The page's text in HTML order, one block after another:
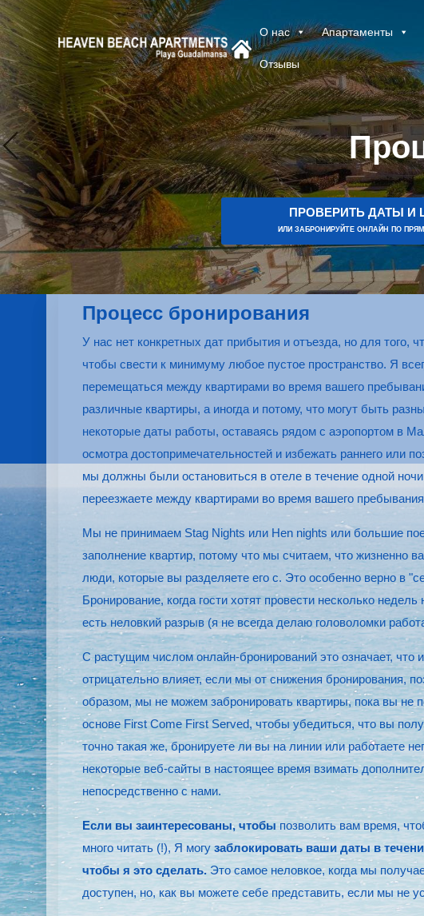
О нас Апартаменты
Отзывы
ПРОВЕРИТЬ ДАТЫ И
ИЛИ ЗАБРОНИРУЙТЕ ОНЛАЙН ПО
Процесс бронирования
У нас нет конкретных дат прибытия и отъезда, но для того,
чтобы свести к минимуму любое пустое пространство. Я
перемещаться между квартирами во время вашего
различные квартиры, а иногда и потому, что могут быть
некоторые даты работы, оставаясь рядом с аэропортом в
осмотра достопримечательностей и избежать раннего или
мы должны были остановиться в отеле в течение одной
переезжаете между квартирами во время вашего
Мы не принимаем Stag Nights или Hen nights или большие
заполнение квартир, потому что мы считаем, что жизненно
люди, которые вы разделяете его с. Это особенно верно
Бронирование, когда гости хотят провести несколько
есть неловкий разрыв (я не всегда делаю головоломки
С растущим числом онлайн-бронирований это означает,
отрицательно влияет, если мы от снижения бронирования,
образом, мы не можем забронировать квартиры, пока вы не
основе First Come First Served, чтобы убедиться, что вы
точно такая же, бронируете ли вы на линии или работаете
некоторые веб-сайты в настоящее время взимать
непосредственно с нами.
Если вы заинтересованы, чтобы позволить вам время,
много читать (!), Я могузаблокировать ваши даты в
чтобы я это сделать.Это самое неловкое, когда мы
доступен, но, как вы можете себе представить, если мы не